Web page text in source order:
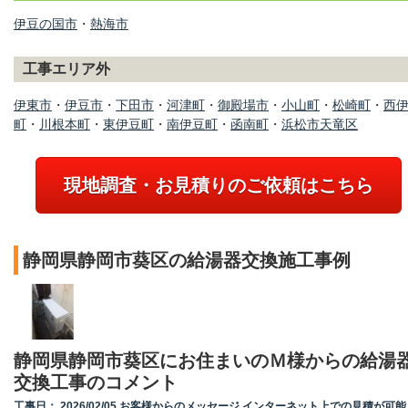
伊豆の国市 ・ 熱海市
工事エリア外
伊東市 ・ 伊豆市 ・ 下田市 ・ 河津町 ・ 御殿場市 ・ 小山町 ・ 松崎町 ・ 西
町 ・ 川根本町 ・ 東伊豆町 ・ 南伊豆町 ・ 函南町 ・ 浜松市天竜区
現地調査・お見積りのご依頼はこちら
静岡県静岡市葵区の給湯器交換施工事例
静岡県静岡市葵区にお住まいのＭ様からの給湯
交換工事のコメント